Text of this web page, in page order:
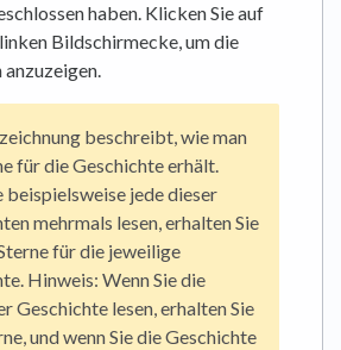
haben. Klicken Sie auf
Bildschirmecke, um die
anzuzeigen.
beschreibt, wie man
für die Geschichte erhält.
beispielsweise jede dieser
mehrmals lesen, erhalten Sie
für die jeweilige
Hinweis: Wenn Sie die
Geschichte lesen, erhalten Sie
und wenn Sie die Geschichte